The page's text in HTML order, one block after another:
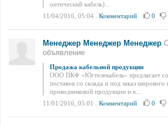
оптический кабель)...
11/04/2016, 05:04
Комментарий 0
Менеджер Менеджер Менеджер
объявление
Продажа кабельной продукции
ООО ПКФ «Югтелекабель» предлагает
поставок со склада и под заказ широкого
проводниковой продукции и к...
11/01/2016, 05:01
Комментарий 0